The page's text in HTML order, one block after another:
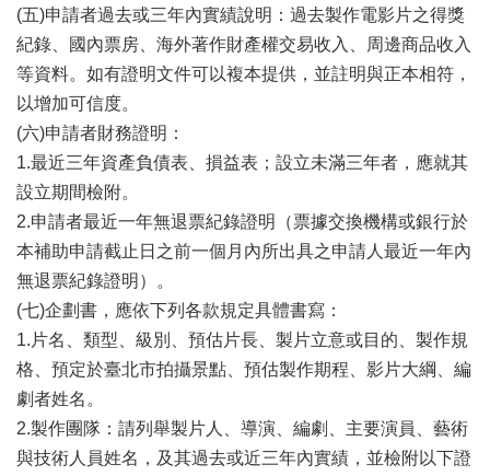
詞
彙
台
北
通
English
易
讀
專
區
廉
政
平
臺
專
區
(五)申請者過去或三年內實績說明：過去製作電影片之得獎
紀錄、國內票房、海外著作財產權交易收入、周邊商品收入
等資料。如有證明文件可以複本提供，並註明與正本相符，
以增加可信度。
(六)申請者財務證明：
1.最近三年資產負債表、損益表；設立未滿三年者，應就其
設立期間檢附。
2.申請者最近一年無退票紀錄證明（票據交換機構或銀行於
本補助申請截止日之前一個月內所出具之申請人最近一年內
無退票紀錄證明）。
(七)企劃書，應依下列各款規定具體書寫：
1.片名、類型、級別、預估片長、製片立意或目的、製作規
格、預定於臺北市拍攝景點、預估製作期程、影片大綱、編
劇者姓名。
2.製作團隊：請列舉製片人、導演、編劇、主要演員、藝術
與技術人員姓名，及其過去或近三年內實績，並檢附以下證